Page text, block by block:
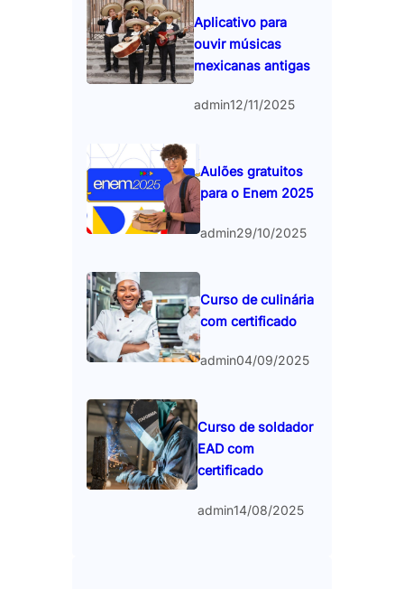
Aplicativo para
ouvir músicas
mexicanas antigas
admin12/11/2025
Aulões gratuitos
para o Enem 2025
admin29/10/2025
Curso de culinária
com certificado
admin04/09/2025
Curso de soldador
EAD com
certificado
admin14/08/2025